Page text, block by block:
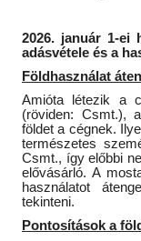
2026. január 1-ei
adásvétele és a
Földhasználat
Amióta létezik a
(röviden: Csmt.),
földet a cégnek.
természetes
Csmt., így előbbi
elővásárló. A
használatot
tekinteni.
Pontosítások a